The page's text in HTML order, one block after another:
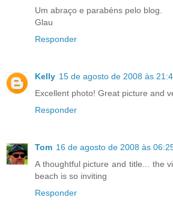
Um abraço e parabéns pelo blog.
Glau
Responder
Kelly 15 de agosto de 2008 às
Excellent photo! Great picture and
Responder
Tom 16 de agosto de 2008 às
A thoughtful picture and title... the
beach is so inviting
Responder